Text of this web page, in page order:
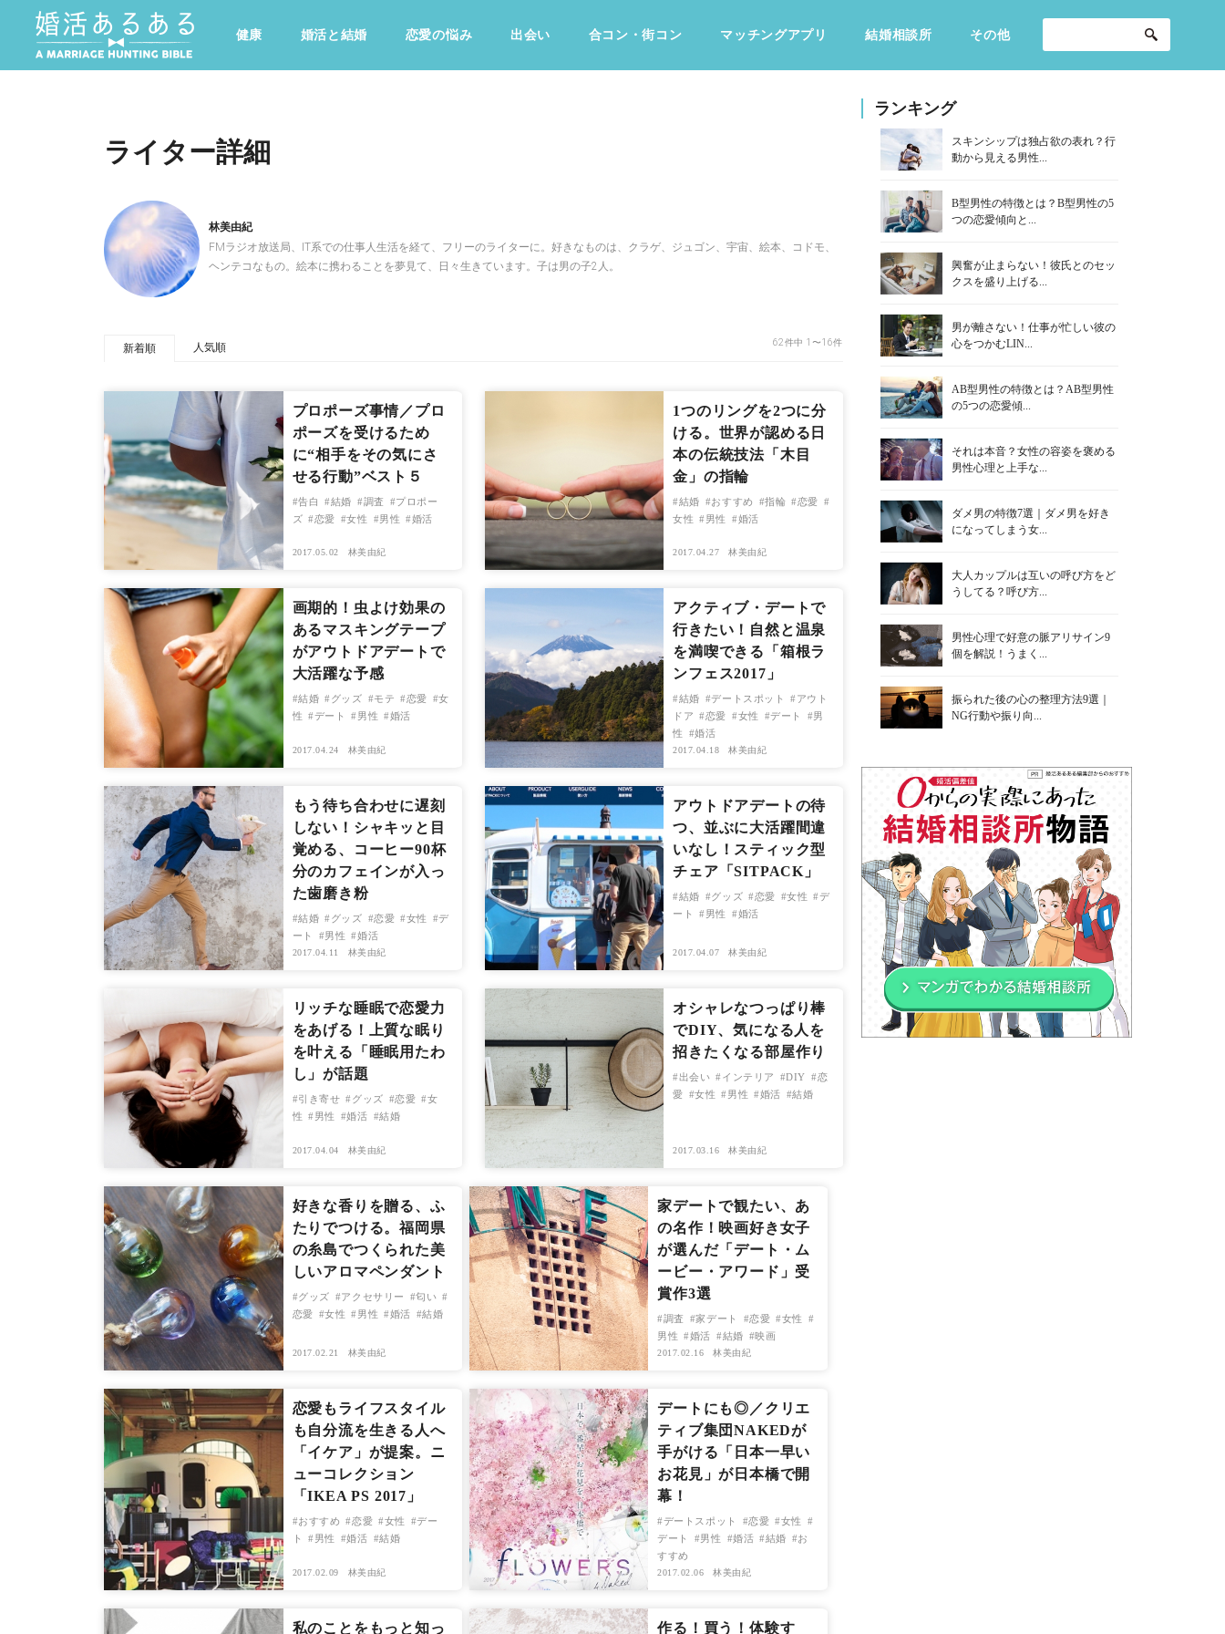
健康 婚活と結婚 恋愛の悩み 出会い 合コン・街コン マッチングアプリ 結婚相談所 その他
ライター詳細
林美由紀
FMラジオ放送局、IT系での仕事人生活を経て、フリーのライターに。好きなものは、クラゲ、ジュゴン、宇宙、絵本、コドモ、
ヘンテコなもの。絵本に携わることを夢見て、日々生きています。子は男の子2人。
新着順 人気順 62件中 1〜16件
プロポーズ事情／プロ
ポーズを受けるため
に“相手をその気にさ
せる行動”ベスト５
告白 結婚 調査
プロポー
ズ
恋愛 女性 男性 婚活
2017.05.02 林美由紀
1つのリングを2つに分
ける。世界が認める日
本の伝統技法「木目
金」の指輪
結婚 おすすめ 指輪
恋愛
女性
男性 婚活
2017.04.27 林美由紀
画期的！虫よけ効果の
あるマスキングテープ
がアウトドアデートで
大活躍な予感
結婚 グッズ モテ 恋愛
女
性
デート 男性 婚活
2017.04.24 林美由紀
アクティブ・デートで
行きたい！自然と温泉
を満喫できる「箱根ラ
ンフェス2017」
結婚 デートスポット
アウト
ドア
恋愛 女性 デート
男
性
婚活
2017.04.18 林美由紀
もう待ち合わせに遅刻
しない！シャキッと目
覚める、コーヒー90杯
分のカフェインが入っ
た歯磨き粉
結婚 グッズ 恋愛 女性
デ
ート
男性 婚活
2017.04.11 林美由紀
アウトドアデートの待
つ、並ぶに大活躍間違
いなし！スティック型
チェア「SITPACK」
結婚 グッズ 恋愛 女性
デ
ート
男性 婚活
2017.04.07 林美由紀
リッチな睡眠で恋愛力
をあげる！上質な眠り
を叶える「睡眠用たわ
し」が話題
引き寄せ グッズ 恋愛
女
性
男性 婚活 結婚
2017.04.04 林美由紀
オシャレなつっぱり棒
でDIY、気になる人を
招きたくなる部屋作り
出会い インテリア DIY
恋
愛
女性 男性 婚活 結婚
2017.03.16 林美由紀
好きな香りを贈る、ふ
たりでつける。福岡県
の糸島でつくられた美
しいアロマペンダント
グッズ アクセサリー
匂い
恋愛
女性 男性 婚活 結婚
2017.02.21 林美由紀
家デートで観たい、あ
の名作！映画好き女子
が選んだ「デート・ム
ービー・アワード」受
賞作3選
調査 家デート 恋愛
女性
男性
婚活 結婚 映画
2017.02.16 林美由紀
恋愛もライフスタイル
も自分流を生きる人へ
「イケア」が提案。ニ
ューコレクション
「IKEA PS 2017」
おすすめ 恋愛 女性
デー
ト
男性 婚活 結婚
2017.02.09 林美由紀
デートにも◎／クリエ
ティブ集団NAKEDが
手がける「日本一早い
お花見」が日本橋で開
幕！
デートスポット 恋愛
女性
デート
男性 婚活 結婚
お
すすめ
2017.02.06 林美由紀
私のことをもっと知っ 作る！買う！体験す
ランキング
スキンシップは独占欲の表れ？行
動から見える男性...
B型男性の特徴とは？B型男性の5
つの恋愛傾向と...
興奮が止まらない！彼氏とのセッ
クスを盛り上げる...
男が離さない！仕事が忙しい彼の
心をつかむLIN...
AB型男性の特徴とは？AB型男性
の5つの恋愛傾...
それは本音？女性の容姿を褒める
男性心理と上手な...
ダメ男の特徴7選｜ダメ男を好き
になってしまう女...
大人カップルは互いの呼び方をど
うしてる？呼び方...
男性心理で好意の脈アリサイン9
個を解説！うまく...
振られた後の心の整理方法9選｜
NG行動や振り向...